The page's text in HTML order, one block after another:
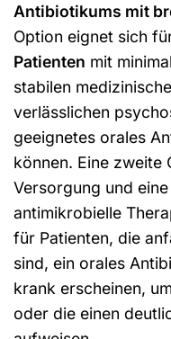
Antibiotikums mit
Option eignet sich
Patienten mit
stabilen
verlässlichen
geeignetes orales
können. Eine zweite
Versorgung und
antimikrobielle
für Patienten, die
sind, ein orales
krank erscheinen,
oder die einen